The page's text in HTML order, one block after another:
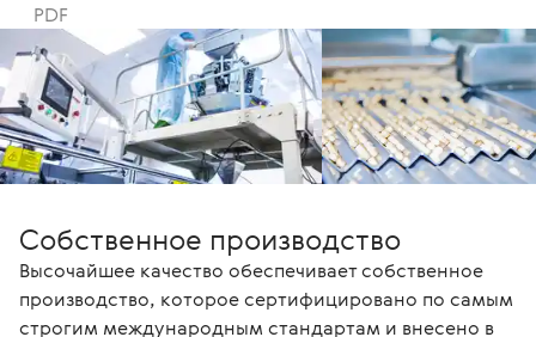
PDF
Собственное производство
Высочайшее качество обеспечивает собственное
производство, которое сертифицировано по самым
строгим международным стандартам и внесено в